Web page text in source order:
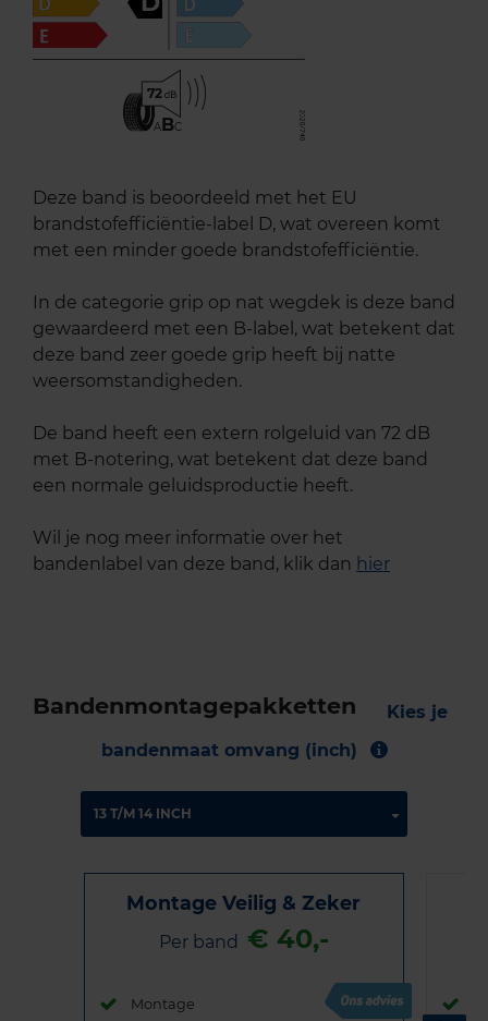
72
ABC
Deze band is beoordeeld met het EU
brandstofefficiëntie-label D, wat overeen komt
met een minder goede brandstofefficiëntie.
In de categorie grip op nat wegdek is deze band
gewaardeerd met een B-label, wat betekent dat
deze band zeer goede grip heeft bij natte
weersomstandigheden.
De band heeft een extern rolgeluid van 72 dB
met B-notering, wat betekent dat deze band
een normale geluidsproductie heeft.
Wil je nog meer informatie over het
bandenlabel van deze band, klik dan hier
Bandenmontagepakketten
Kies je
bandenmaat omvang (inch)
Montage Veilig & Zeker
Per band € 40,-
Montage